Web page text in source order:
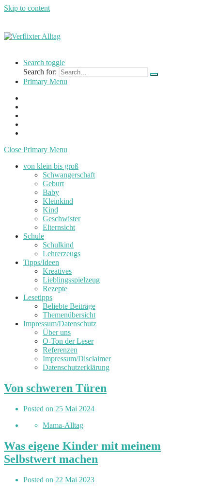
Skip to content
Verflixter
Alltag
einer
Mutter
Lehrerin
Search toggle
Search for:
Primary Menu
Close Primary Menu
von klein bis groß
Schwangerschaft
Geburt
Baby
Kleinkind
Kind
Geschwister
Elternsicht
Schule
Schulkind
Lehrerzeugs
Tipps/Ideen
Kreatives
Lieblingsspielzeug
Rezepte
Lesetipps
Beliebte Beiträge
Themenübersicht
Impressum/Datenschutz
Über uns
O-Ton der Leser
Referenzen
Impressum/Disclaimer
Datenschutzerklärung
Von schweren Türen
Posted on 25 Mai 2024
Mama-Alltag
Was eigene Kinder mit meinem
Selbstwert machen
Posted on 22 Mai 2023